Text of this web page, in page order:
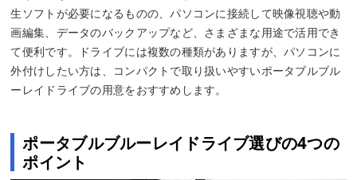
生ソフトが必要になるものの、パソコンに接続して映像視聴や動
画編集、データのバックアップなど、さまざまな用途で活用でき
て便利です。ドライブには複数の種類がありますが、パソコンに
外付けしたい方は、コンパクトで取り扱いやすいポータブルブル
ーレイドライブの用意をおすすめします。
ポータブルブルーレイドライブ選びの4つの
ポイント